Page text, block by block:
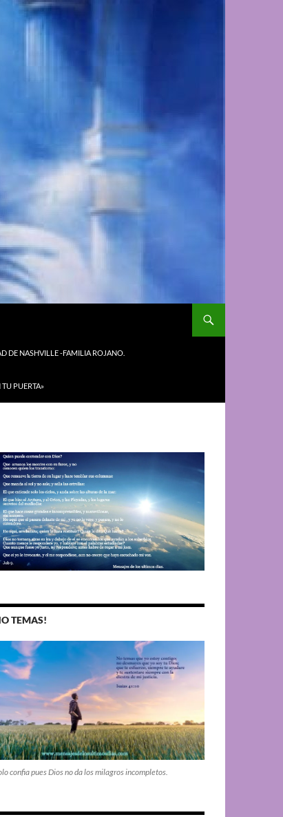
DE NASHVILLE -FAMILIA ROJANO.
TU PUERTA»
TEMAS!
confia pues Dios no da los milagros incompletos.